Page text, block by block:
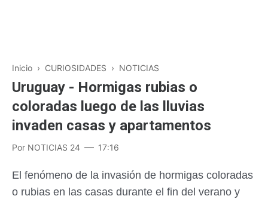
Inicio › CURIOSIDADES › NOTICIAS
Uruguay - Hormigas rubias o
coloradas luego de las lluvias
invaden casas y apartamentos
Por NOTICIAS 24 17:16
El fenómeno de la invasión de hormigas coloradas
o rubias en las casas durante el fin del verano y